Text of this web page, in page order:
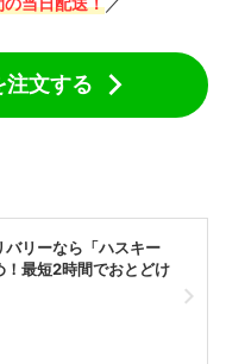
注文する
バリーなら「ハスキー
！最短2時間でおとどけ